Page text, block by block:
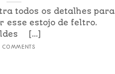
todos os detalhes para
esse estojo de feltro.
[...]